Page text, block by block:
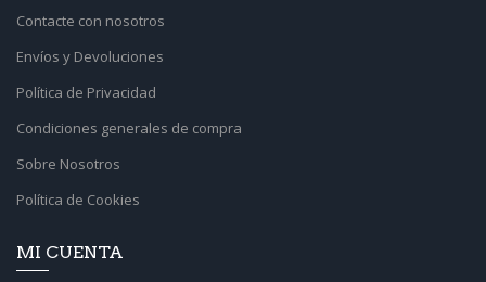
Contacte con nosotros
Envíos y Devoluciones
Política de Privacidad
Condiciones generales de compra
Sobre Nosotros
Política de Cookies
MI CUENTA